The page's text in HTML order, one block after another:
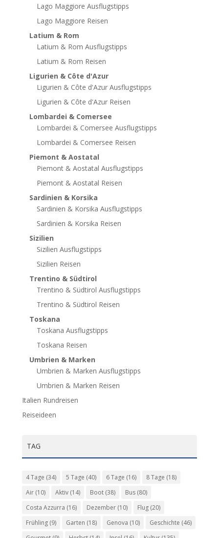
Lago Maggiore Ausflugstipps
Lago Maggiore Reisen
Latium & Rom
Latium & Rom Ausflugstipps
Latium & Rom Reisen
Ligurien & Côte d'Azur
Ligurien & Côte d'Azur Ausflugstipps
Ligurien & Côte d'Azur Reisen
Lombardei & Comersee
Lombardei & Comersee Ausflugstipps
Lombardei & Comersee Reisen
Piemont & Aostatal
Piemont & Aostatal Ausflugstipps
Piemont & Aostatal Reisen
Sardinien & Korsika
Sardinien & Korsika Ausflugstipps
Sardinien & Korsika Reisen
Sizilien
Sizilien Ausflugstipps
Sizilien Reisen
Trentino & Südtirol
Trentino & Südtirol Ausflugstipps
Trentino & Südtirol Reisen
Toskana
Toskana Ausflugstipps
Toskana Reisen
Umbrien & Marken
Umbrien & Marken Ausflugstipps
Umbrien & Marken Reisen
Italien Rundreisen
Reiseideen
TAG
4 Tage (34) 5 Tage (40) 6 Tage (16) 8 Tage (18)
Air(10) Aktiv(14) Boot(38) Bus(80)
Costa Azzurra (16) Dezember(10) Flug(20)
Frühling(9) Garten (18) Genova (10) Geschichte (46)